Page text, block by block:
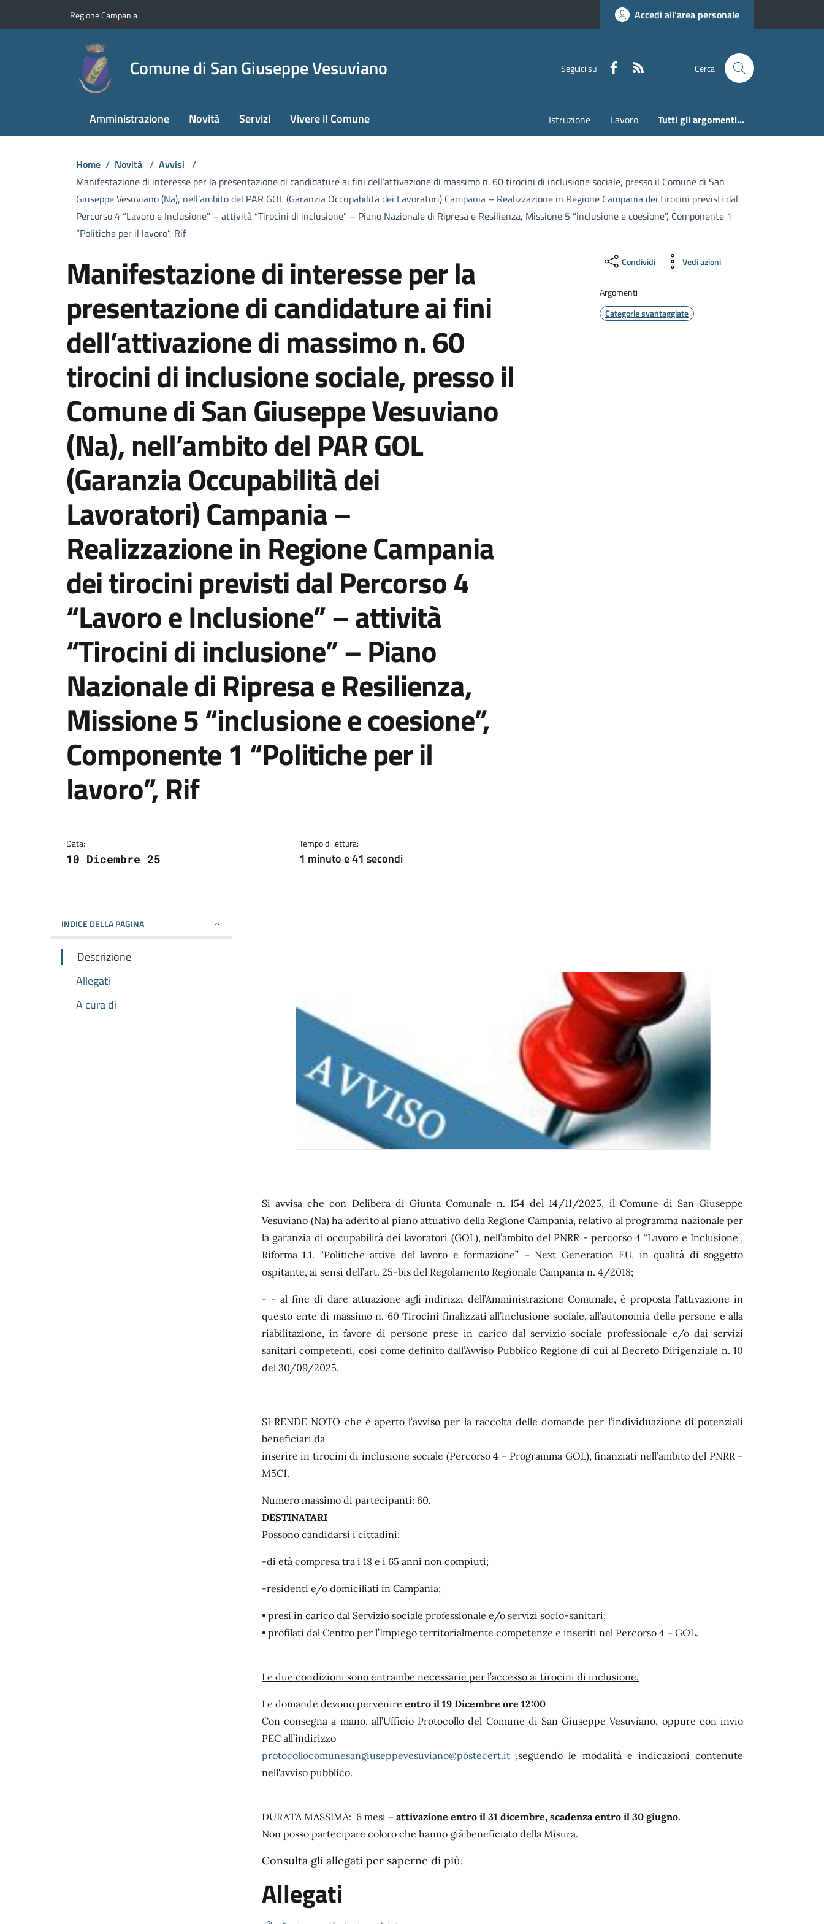
Regione Campania Accedi all'area personale
Comune di San Giuseppe Vesuviano Seguici su Faceboook Cerca
Amministrazione Novità Servizi Vivere il Comune Istruzione Lavoro Tutti gli argomenti...
Home / Novità / Avvisi /
Manifestazione di interesse per la presentazione di candidature ai fini dell’attivazione di massimo n. 60 tirocini di inclusione sociale, presso il Comune di San
Giuseppe Vesuviano (Na), nell’ambito del PAR GOL (Garanzia Occupabilità dei Lavoratori) Campania – Realizzazione in Regione Campania dei tirocini previsti dal
Percorso 4 “Lavoro e Inclusione” – attività “Tirocini di inclusione” – Piano Nazionale di Ripresa e Resilienza, Missione 5 “inclusione e coesione”, Componente 1
“Politiche per il lavoro”, Rif
Manifestazione di interesse per la
presentazione di candidature ai fini
dell’attivazione di massimo n. 60
tirocini di inclusione sociale, presso il
Comune di San Giuseppe Vesuviano
(Na), nell’ambito del PAR GOL
(Garanzia Occupabilità dei
Lavoratori) Campania –
Realizzazione in Regione Campania
dei tirocini previsti dal Percorso 4
“Lavoro e Inclusione” – attività
“Tirocini di inclusione” – Piano
Nazionale di Ripresa e Resilienza,
Missione 5 “inclusione e coesione”,
Componente 1 “Politiche per il
lavoro”, Rif
Data:
10 Dicembre 25
Tempo di lettura:
1 minuto e 41 secondi
Condividi Vedi azioni
Argomenti
Categorie svantaggiate
INDICE DELLA PAGINA
Descrizione
Allegati
A cura di
Si avvisa che con Delibera di Giunta Comunale n. 154 del 14/11/2025, il Comune di San Giuseppe
Vesuviano (Na) ha aderito al piano attuativo della Regione Campania, relativo al programma nazionale per
la garanzia di occupabilità dei lavoratori (GOL), nell’ambito del PNRR - percorso 4 “Lavoro e Inclusione”,
Riforma 1.1. “Politiche attive del lavoro e formazione” – Next Generation EU, in qualità di soggetto
ospitante, ai sensi dell’art. 25-bis del Regolamento Regionale Campania n. 4/2018;
- - al fine di dare attuazione agli indirizzi dell’Amministrazione Comunale, è proposta l’attivazione in
questo ente di massimo n. 60 Tirocini finalizzati all’inclusione sociale, all’autonomia delle persone e alla
riabilitazione, in favore di persone prese in carico dal servizio sociale professionale e/o dai servizi
sanitari competenti, così come definito dall’Avviso Pubblico Regione di cui al Decreto Dirigenziale n. 10
del 30/09/2025.
SI RENDE NOTO che è aperto l’avviso per la raccolta delle domande per l’individuazione di potenziali
beneficiari da
inserire in tirocini di inclusione sociale (Percorso 4 – Programma GOL), finanziati nell’ambito del PNRR –
M5C1.
Numero massimo di partecipanti: 60.
DESTINATARI
Possono candidarsi i cittadini:
-di età compresa tra i 18 e i 65 anni non compiuti;
-residenti e/o domiciliati in Campania;
• presi in carico dal Servizio sociale professionale e/o servizi socio-sanitari;
• profilati dal Centro per l’Impiego territorialmente competenze e inseriti nel Percorso 4 – GOL.
Le due condizioni sono entrambe necessarie per l’accesso ai tirocini di inclusione.
Le domande devono pervenire entro il 19 Dicembre ore 12:00
Con consegna a mano, all’Ufficio Protocollo del Comune di San Giuseppe Vesuviano, oppure con invio
PEC all’indirizzo
protocollocomunesangiuseppevesuviano@postecert.it ,seguendo le modalità e indicazioni contenute
nell'avviso pubblico.
DURATA MASSIMA: 6 mesi – attivazione entro il 31 dicembre, scadenza entro il 30 giugno.
Non posso partecipare coloro che hanno già beneficiato della Misura.
Consulta gli allegati per saperne di più.
Allegati